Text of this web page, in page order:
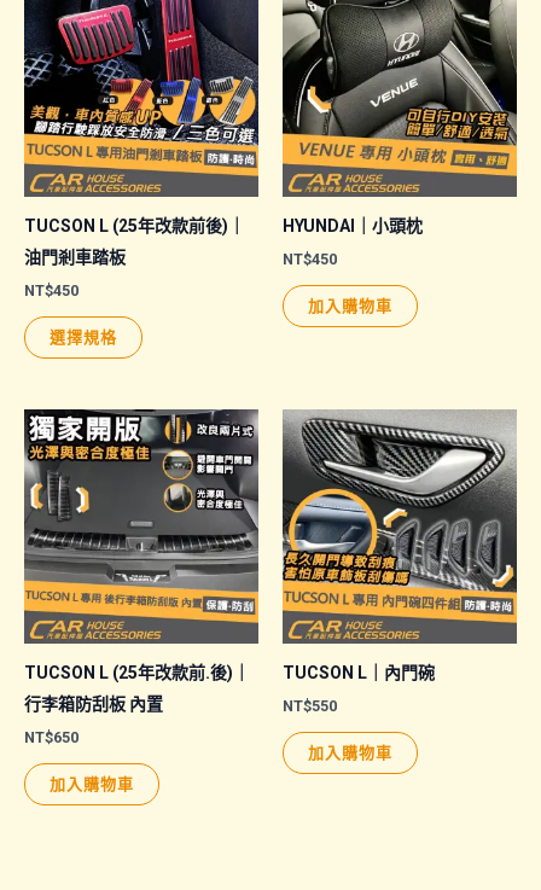
TUCSON L (25年改款前後)｜
油門剎車踏板
NT$450
選擇規格
有
多
式。
可
在
產
品
頁
選
擇
HYUNDAI｜小頭枕
NT$450
加入購物車
TUCSON L (25年改款前.後)｜
行李箱防刮板 內置
NT$650
加入購物車
TUCSON L｜內門碗
NT$550
加入購物車